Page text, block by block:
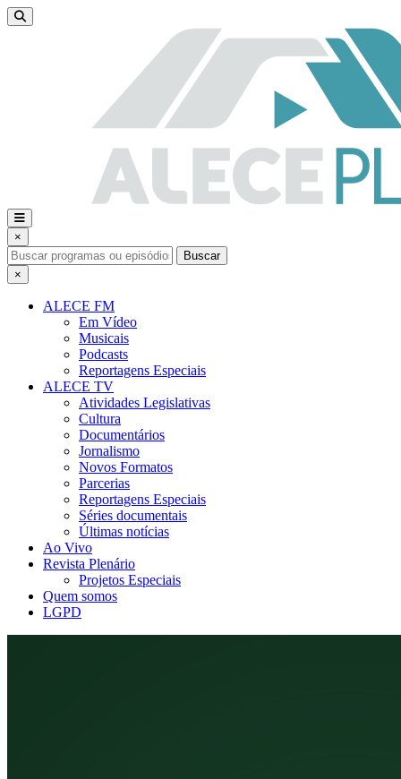
×
Buscar
×
ALECE FM
Em Vídeo
Musicais
Podcasts
Reportagens Especiais
ALECE TV
Atividades Legislativas
Cultura
Documentários
Jornalismo
Novos Formatos
Parcerias
Reportagens Especiais
Séries documentais
Últimas notícias
Ao Vivo
Revista Plenário
Projetos Especiais
Quem somos
LGPD